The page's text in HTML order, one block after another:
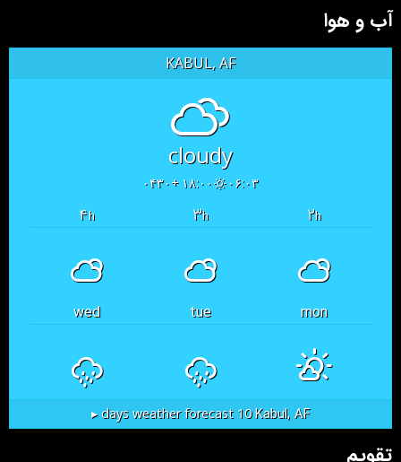
آب و هوا
KABUL, AF
cloudy
۰۶:۰۳ ۱۸:۰۰ +۰۴۳۰
۲h ۳h ۴h
mon
tue
wed
Kabul, AF
10 days weather forecast ▸
تقویم